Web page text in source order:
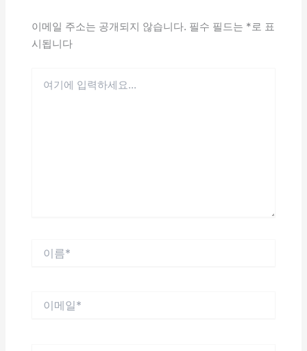
이메일 주소는 공개되지 않습니다. 필수 필드는 *로 표
시됩니다